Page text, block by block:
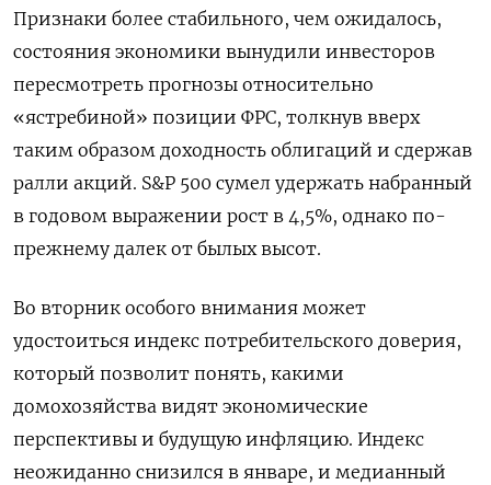
Признаки более стабильного, чем ожидалось,
состояния экономики вынудили инвесторов
пересмотреть прогнозы относительно
«ястребиной» позиции ФРС, толкнув вверх
таким образом доходность облигаций и сдержав
ралли акций. S&P 500 сумел удержать набранный
в годовом выражении рост в 4,5%, однако по-
прежнему далек от былых высот.
Во вторник особого внимания может
удостоиться индекс потребительского доверия,
который позволит понять, какими
домохозяйства видят экономические
перспективы и будущую инфляцию. Индекс
неожиданно снизился в январе, и медианный